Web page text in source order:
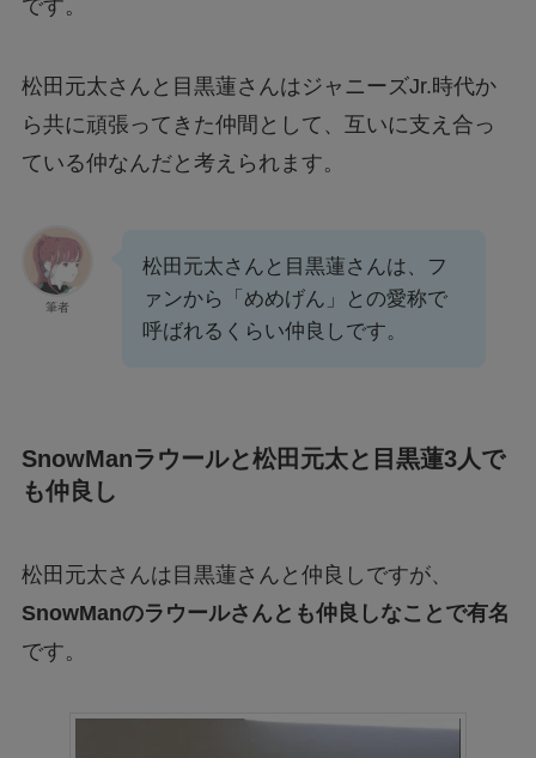
です。
松田元太さんと目黒蓮さんはジャニーズJr.時代か
ら共に頑張ってきた仲間として、互いに支え合っ
ている仲なんだと考えられます。
筆者
松田元太さんと目黒蓮さんは、フ
ァンから「めめげん」との愛称で
呼ばれるくらい仲良しです。
SnowManラウールと松田元太と目黒蓮3人で
も仲良し
松田元太さんは目黒蓮さんと仲良しですが、
SnowManのラウールさんとも仲良しなことで有名
です。